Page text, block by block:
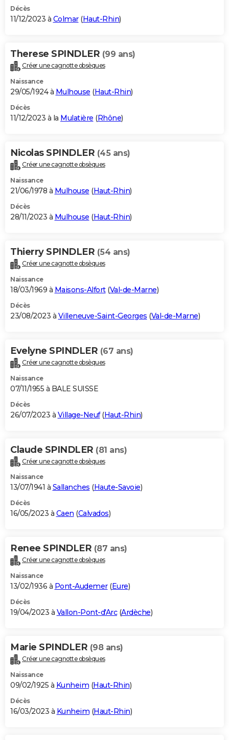
Décès
11/12/2023 à Colmar(Haut-Rhin)
Therese SPINDLER (99 ans)
Créer une cagnotte obsèques
Naissance
29/05/1924 à Mulhouse (Haut-Rhin)
Décès
11/12/2023 à la Mulatière (Rhône)
Nicolas SPINDLER (45 ans)
Créer une cagnotte obsèques
Naissance
21/06/1978 à Mulhouse (Haut-Rhin)
Décès
28/11/2023 à Mulhouse (Haut-Rhin)
Thierry SPINDLER (54 ans)
Créer une cagnotte obsèques
Naissance
18/03/1969 à Maisons-Alfort(Val-de-Marne)
Décès
23/08/2023 à Villeneuve-Saint-Georges (Val-de-Marne)
Evelyne SPINDLER (67 ans)
Créer une cagnotte obsèques
Naissance
07/11/1955 à BALE SUISSE
Décès
26/07/2023 à Village-Neuf(Haut-Rhin)
Claude SPINDLER (81 ans)
Créer une cagnotte obsèques
Naissance
13/07/1941 à Sallanches (Haute-Savoie)
Décès
16/05/2023 à Caen (Calvados)
Renee SPINDLER (87 ans)
Créer une cagnotte obsèques
Naissance
13/02/1936 à Pont-Audemer(Eure)
Décès
19/04/2023 à Vallon-Pont-d'Arc(Ardèche)
Marie SPINDLER (98 ans)
Créer une cagnotte obsèques
Naissance
09/02/1925 à Kunheim (Haut-Rhin)
Décès
16/03/2023 à Kunheim (Haut-Rhin)